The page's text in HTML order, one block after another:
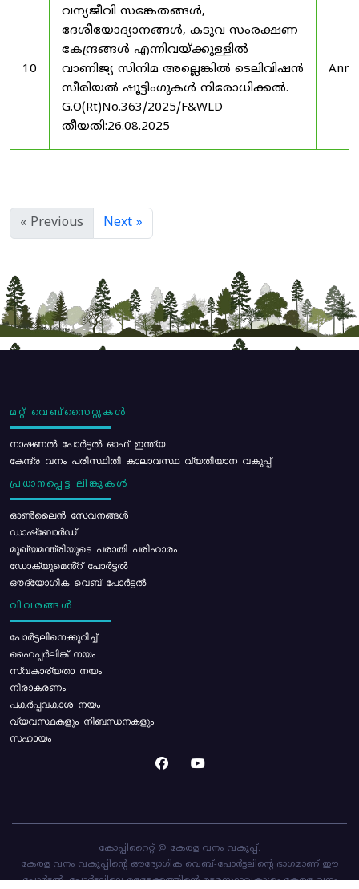
10
വന്യജീവി സങ്കേതങ്ങൾ,
ദേശീയോദ്യാനങ്ങൾ, കടുവ സംരക്ഷണ
കേന്ദ്രങ്ങൾ എന്നിവയ്ക്കുള്ളിൽ
വാണിജ്യ സിനിമ അല്ലെങ്കിൽ ടെലിവിഷൻ
സീരിയൽ ഷൂട്ടിംഗുകൾ നിരോധിക്കൽ.
G.O(Rt)No.363/2025/F&WLD
തീയതി:26.08.2025
« Previous Next »
മറ്റ് വെബ്സൈറ്റുകൾ
നാഷണൽ പോർട്ടൽ ഓഫ് ഇന്ത്യ
കേന്ദ്ര വനം പരിസ്ഥിതി കാലാവസ്ഥ വ്യതിയാന വകുപ്പ്
പ്രധാനപ്പെട്ട ലിങ്കുകൾ
ഓൺലൈൻ സേവനങ്ങൾ
ഡാഷ്ബോർഡ്
മുഖ്യമന്ത്രിയുടെ പരാതി പരിഹാരം
ഡോക്യുമെൻ്റ് പോർട്ടൽ
ഔദ്യോഗിക വെബ് പോർട്ടൽ
വിവരങ്ങൾ
പോര്‍ട്ടലിനെക്കുറിച്ച്
ഹൈപ്പർലിങ്ക് നയം
സ്വകാര്യതാ നയം
നിരാകരണം
പകർപ്പവകാശ നയം
വ്യവസ്ഥകളും നിബന്ധനകളും
സഹായം
കോപ്പിറൈറ്റ് @ കേരള വനം വകുപ്പ്.
കേരള വനം വകുപ്പിന്റെ ഔദ്യോഗിക വെബ്-പോർട്ടലിന്റെ ഭാഗമാണ് ഈ
പോർട്ടൽ. പോർട്ടലിലെ ഉള്ളടക്കത്തിന്റെ ഉടമസ്ഥാവകാശം കേരള വനം